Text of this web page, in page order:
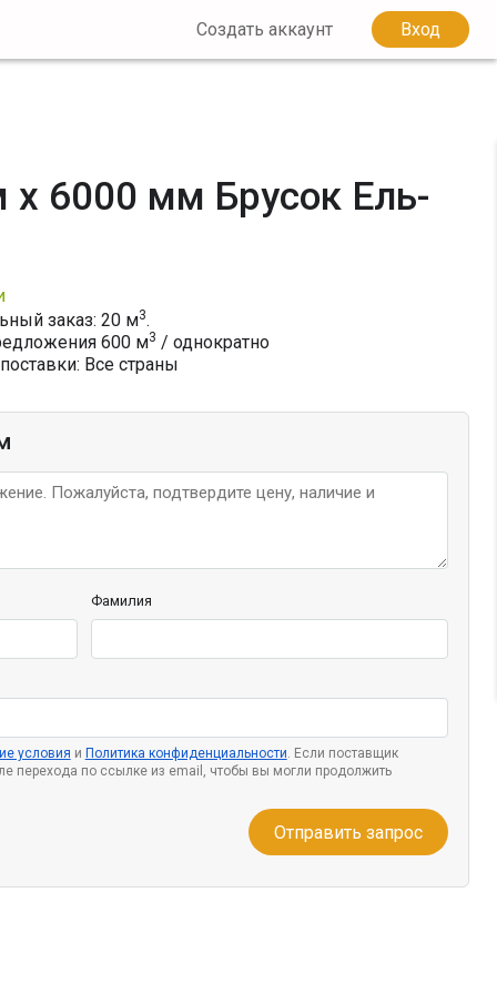
Создать аккаунт Вход
6000 мм Брусок Ель-
заказ: 20 м3.
600м3 / однократно
Все страны
Фамилия
условия и Политика конфиденциальности . Если поставщик
перехода по ссылке из email, чтобы вы могли продолжить
Отправить запрос